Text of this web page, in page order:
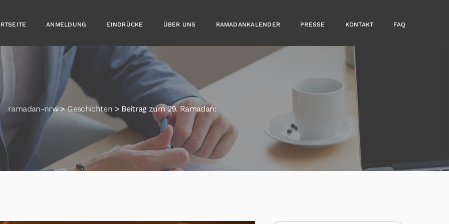
ANMELDUNG EINDRÜCKE ÜBER UNS RAMADANKALENDER PRESSE KONTAKT FAQ
ramadan-nrw>Geschichten > Beitrag zum 29. Ramadan: